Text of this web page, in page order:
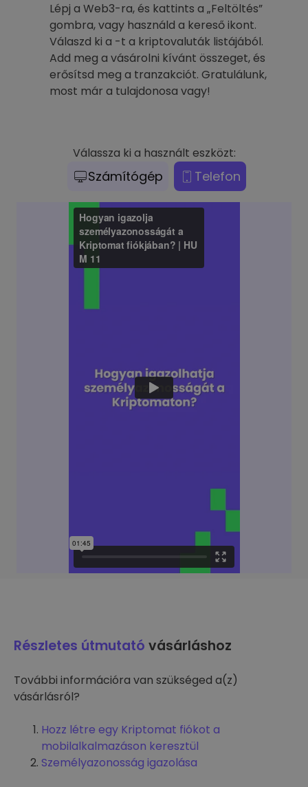
Lépj a Web3-ra, és kattints a „Feltöltés”
gombra, vagy használd a kereső ikont.
Válaszd ki a -t a kriptovaluták listájából.
Add meg a vásárolni kívánt összeget, és
erősítsd meg a tranzakciót. Gratulálunk,
most már a tulajdonosa vagy!
Válassza ki a használt eszközt:
Számítógép Telefon
Részletes útmutató vásárláshoz
További információra van szükséged a(z)
vásárlásról?
Hozz létre egy Kriptomat fiókot a
mobilalkalmazáson keresztül
Személyazonosság igazolása